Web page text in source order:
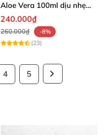
Aloe Vera 100ml dịu nhẹ
tăng khoái cảm
240.000₫
260.000₫
-8%
(23)
4 5